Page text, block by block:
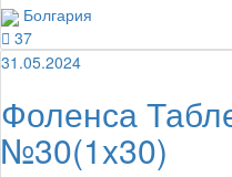
Болгария
37
31.05.2024
Фоленса
№30(1x30)